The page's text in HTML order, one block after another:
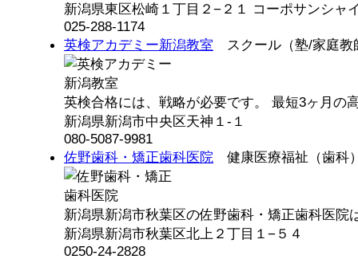
新潟県東区松崎１丁目２−２１ コーポサンシャ
025-288-1174
英検アカデミー新潟教室 スクール（塾/家庭教
英検合格には、戦略が必要です。 最短3ヶ月の
新潟県新潟市中央区天神１-１
080-5087-9981
佐野歯科・矯正歯科医院 健康医療福祉（歯科
新潟県新潟市秋葉区の佐野歯科・矯正歯科医院
新潟県新潟市秋葉区北上２丁目１−５４
0250-24-2828